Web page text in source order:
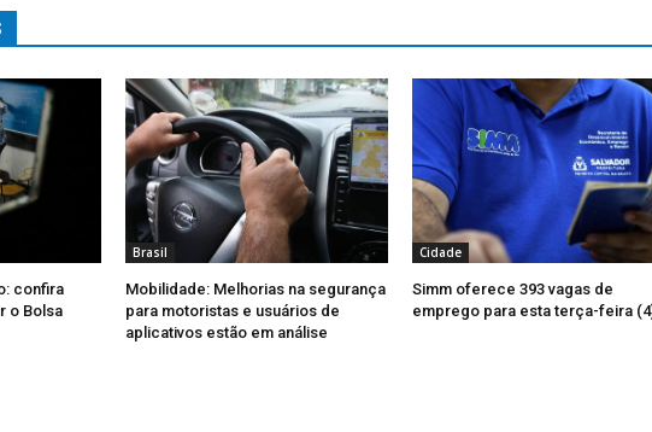
confira
o Bolsa
Brasil
Mobilidade: Melhorias na segurança
para motoristas e usuários de
aplicativos estão em análise
Cidade
Simm oferece 393 vagas de
emprego para esta terça-feira